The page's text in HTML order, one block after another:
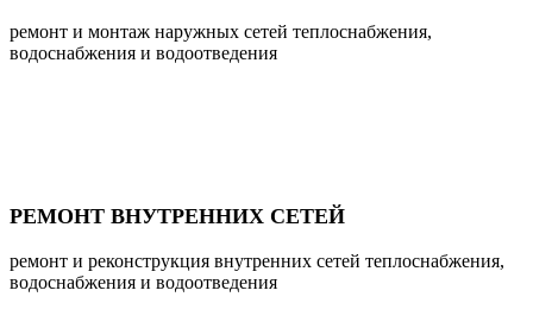
ремонт и монтаж наружных сетей теплоснабжения,
водоснабжения и водоотведения
РЕМОНТ ВНУТРЕННИХ СЕТЕЙ
ремонт и реконструкция внутренних сетей теплоснабжения,
водоснабжения и водоотведения